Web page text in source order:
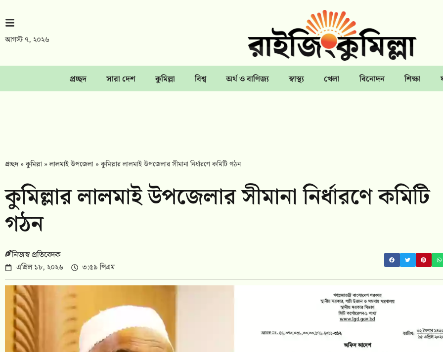
আগস্ট ৭, ২০২৬
প্রচ্ছদ সারা দেশ কুমিল্লা বিশ্ব অর্থ ও বাণিজ্য স্বাস্থ্য খেলা বিনোদন শিক্ষা
প্রচ্ছদ»কুমিল্লা »লালমাই উপজেলা »কুমিল্লার লালমাই উপজেলার সীমানা নির্ধারণে কমিটি গঠন
কুমিল্লার লালমাই উপজেলার সীমানা নির্ধারণে কমিটি
গঠন
নিজস্ব প্রতিবেদক
এপ্রিল ১৮, ২০২৬ ৩:৫৯ পিএম